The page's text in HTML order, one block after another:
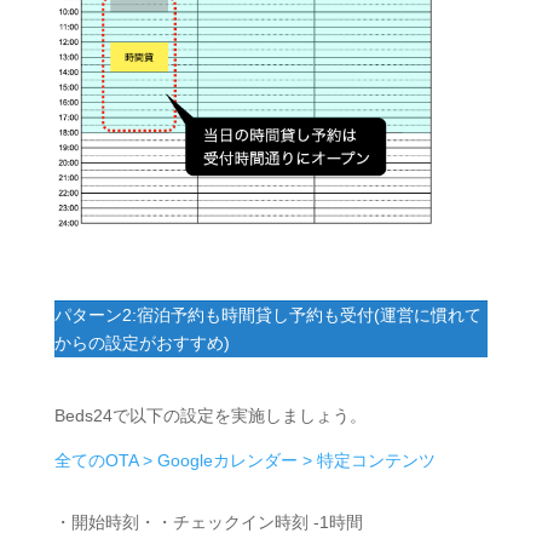
パターン2:宿泊予約も時間貸し予約も受付(運営に慣れて
からの設定がおすすめ)
Beds24で以下の設定を実施しましょう。
全てのOTA > Googleカレンダー > 特定コンテンツ
・開始時刻・・チェックイン時刻 -1時間